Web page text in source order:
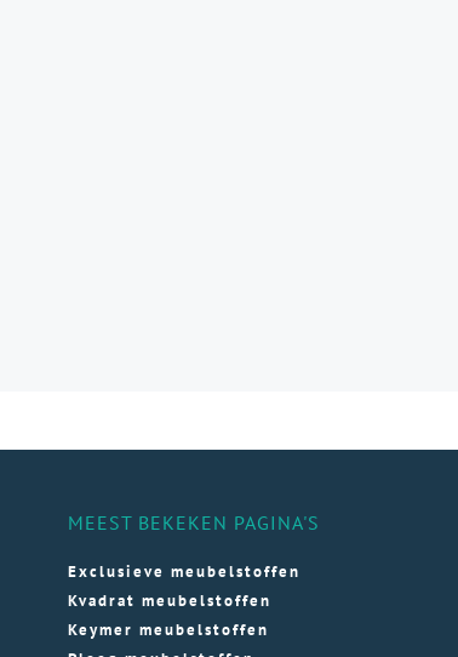
MEEST BEKEKEN PAGINA'S
Exclusieve meubelstoffen
Kvadrat meubelstoffen
Keymer meubelstoffen